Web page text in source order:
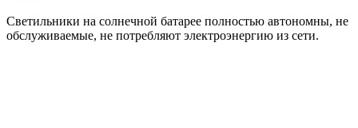
Светильники на солнечной батарее полностью автономны, не
обслуживаемые, не потребляют электроэнергию из сети.